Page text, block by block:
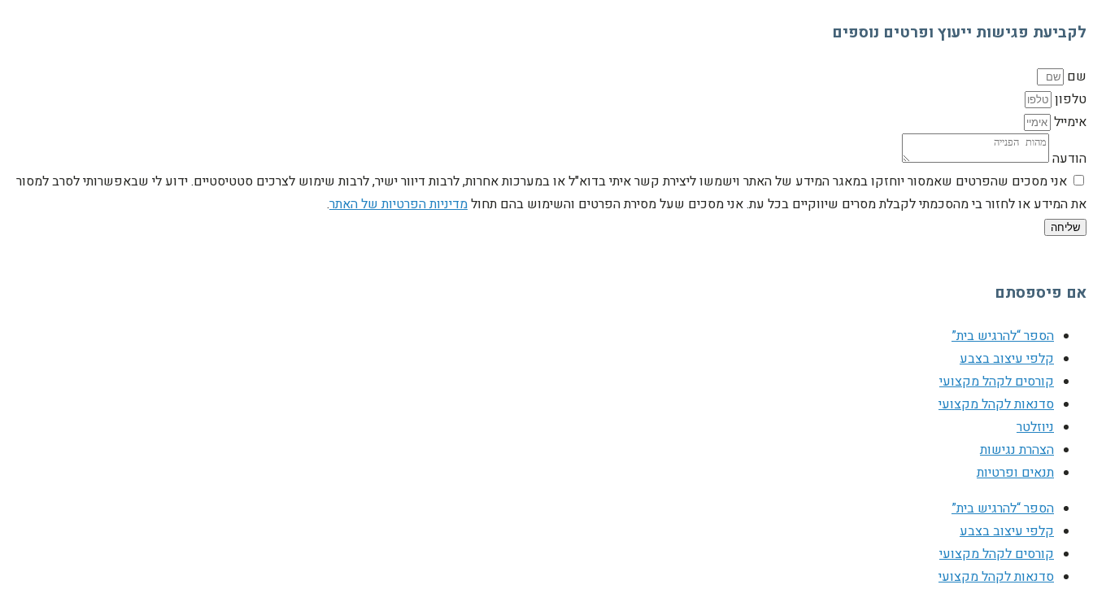
לקביעת פגישות ייעוץ ופרטים נוספים
שם
טלפון
אימייל
הודעה
אני מסכים שהפרטים שאמסור יוחזקו במאגר המידע של האתר וישמשו ליצירת קשר איתי בדוא"ל או במערכות אחרות, לרבות דיוור ישיר, לרבות שימוש לצרכים סטטיסטיים. ידוע לי שבאפשרותי לסרב למסור
את המידע או לחזור בי מהסכמתי לקבלת מסרים שיווקיים בכל עת. אני מסכים שעל מסירת הפרטים והשימוש בהם תחולמדיניות הפרטיות של האתר.
שליחה
אם פיספסתם
הספר “להרגיש בית”
קלפי עיצוב בצבע
קורסים לקהל מקצועי
סדנאות לקהל מקצועי
ניוזלטר
הצהרת נגישות
תנאים ופרטיות
הספר “להרגיש בית”
קלפי עיצוב בצבע
קורסים לקהל מקצועי
סדנאות לקהל מקצועי